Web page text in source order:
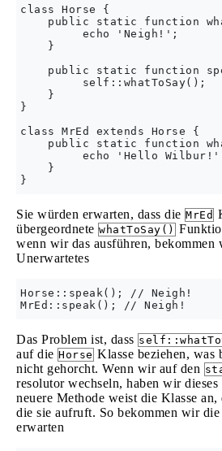
class Horse {
public static function
         echo 'Neigh!';
    }
public static function
         self::whatToSay();
    }
}
class MrEd extends Horse {
public static function
echo 'Hello
    }
Sie würden erwarten, dass die MrEd
übergeordnete whatToSay()
wenn wir das ausführen, bekommen
Unerwartetes
Horse::speak(); // Neigh!
Das Problem ist, dass
auf die Horse Klasse beziehen, was
nicht gehorcht. Wenn wir auf den
resolutor wechseln, haben wir
neuere Methode weist die Klasse
die sie aufruft. So bekommen wir
erwarten